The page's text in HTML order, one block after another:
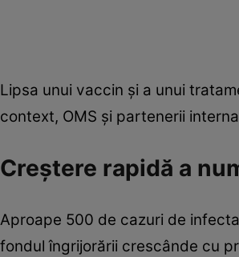
Lipsa unui vaccin și a unui
context, OMS și partenerii
Creștere rapidă a
Aproape 500 de cazuri de
fondul îngrijorării crescânde cu